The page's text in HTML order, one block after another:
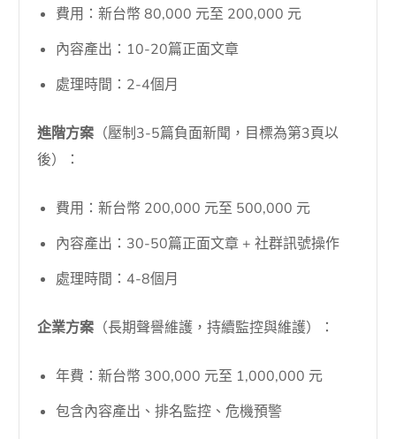
費用：新台幣 80,000 元至 200,000 元
內容產出：10-20篇正面文章
處理時間：2-4個月
進階方案 （壓制3-5篇負面新聞，目標為第3頁以
後）：
費用：新台幣 200,000 元至 500,000 元
內容產出：30-50篇正面文章 + 社群訊號操作
處理時間：4-8個月
企業方案 （長期聲譽維護，持續監控與維護）：
年費：新台幣 300,000 元至 1,000,000 元
包含內容產出、排名監控、危機預警